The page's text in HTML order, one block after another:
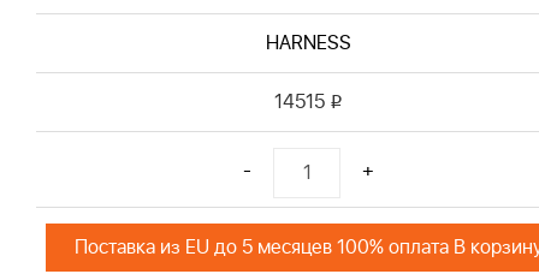
HARNESS
14515 i
- +
Поставка из EU до 5 месяцев 100% оплата В